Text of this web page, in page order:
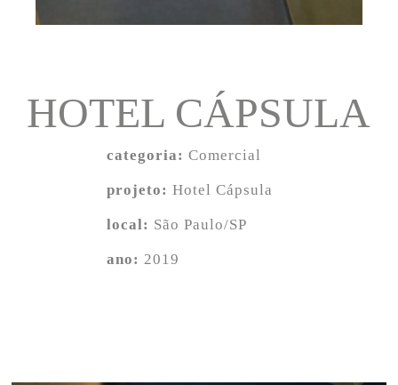
HOTEL CÁPSULA
categoria: Comercial
projeto: Hotel Cápsula
local: São Paulo/SP
ano: 2019